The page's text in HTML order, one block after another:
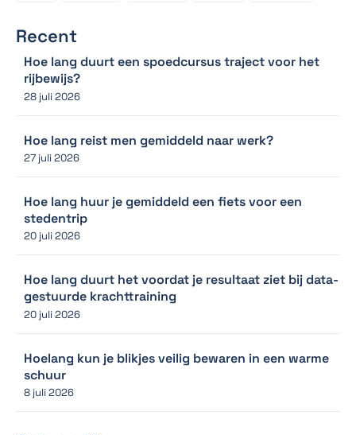
Recent
Hoe lang duurt een spoedcursus traject voor het
rijbewijs?
28 juli 2026
Hoe lang reist men gemiddeld naar werk?
27 juli 2026
Hoe lang huur je gemiddeld een fiets voor een
stedentrip
20 juli 2026
Hoe lang duurt het voordat je resultaat ziet bij data-
gestuurde krachttraining
20 juli 2026
Hoelang kun je blikjes veilig bewaren in een warme
schuur
8 juli 2026